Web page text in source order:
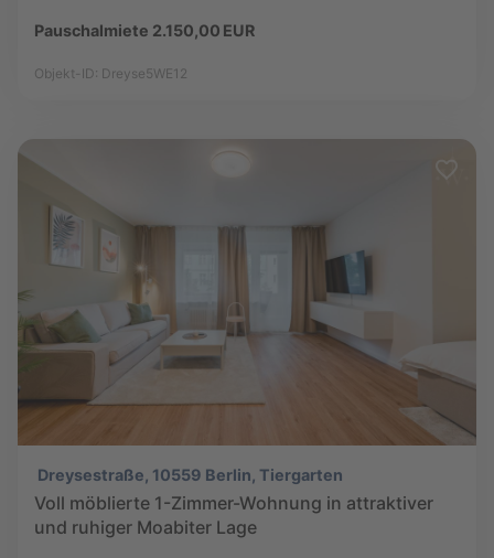
Pauschalmiete 2.150,00 EUR
Objekt-ID: Dreyse5WE12
Dreysestraße, 10559 Berlin, Tiergarten
Voll möblierte 1-Zimmer-Wohnung in attraktiver
und ruhiger Moabiter Lage